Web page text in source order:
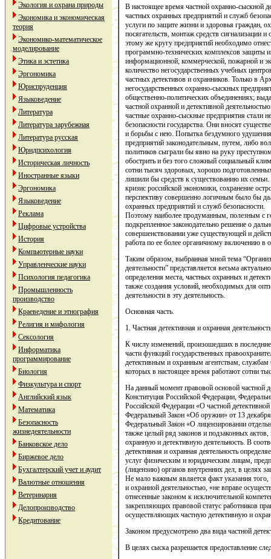
Экология и охрана природы
Экономика и экономическая
теория
Экономико-математическое
моделирование
Этика и эстетика
Эргономика
Юриспруденция
Языковедение
Литература
Литература зарубежная
Литература русская
Юридпсихология
Историческая личность
Иностранные языки
Эргономика
Языковедение
Реклама
Цифровые устройства
История
Компьютерные науки
Управленческие науки
Психология педагогика
Промышленность
производство
Краеведение и этнография
Религия и мифология
Сексология
Информатика
программирование
Биология
Физкультура и спорт
Английский язык
Математика
Безопасность
жизнедеятельности
Банковское дело
Биржевое дело
Бухгалтерский учет и аудит
Валютные отношения
Ветеринария
Делопроизводство
Кредитование
В настоящее время частной охранно-сыскной
частных охранных предприятий и служб
услуги по защите жизни и здоровья граждан,
посягательств, монтаж средств сигнализации
этому же кругу предприятий необходимо
программно-технических комплексов защиты
информационной, коммерческой, пожарной и
количество негосударственных учебных
частных детективов и охранников. Только в
негосударственных охранно-сыскных
общественно-политических объединениях;
частной охранной и детективной
частные охранно-сыскные предприятия стали
безопасности государства. Они вносят
и борьбы с нею. Попытка бездумного
предприятий законодательным, путем, либо
политиков сыграли бы явно на руку
обострить и без того сложный социальный
сотни тысяч здоровых, хорошо
лишили бы средств к существованию их
кризис российской экономики, сохранение
перспективу совершенно логичным было бы
охранных предприятий и служб безопасности.
Поэтому наиболее продуманным, полезным с
подкрепленное законодательно решение о
совершенствовании уже существующей и
работа по ее более органичному включению в
Таким образом, выбранная мной тема
деятельности” представляется весьма
определения места, частных охранных и
также создания условий, необходимых для
деятельности в эту деятельность.
Основная часть.
1. Частная детективная и охранная
К числу изменений, произошедших в
части функций государственных
детективным и охранным агентствам, службам
которых в настоящее время работают сотни
На данный момент правовой основой частной
Конституция Российской Федерации,
Российской Федерации «О частной
Федеральный Закон «Об оружии» от 13
Федеральный Закон «О лицензировании
также целый ряд законов и подзаконных
охранную и детективную деятельность. В
детективная и охранная деятельность
услуг физическим и юридическим лицам,
(лицензию) органов внутренних дел, в целях
Не мало важным является факт указания
и охранной деятельностью, «не вправе
отнесенные законом к исключительной
закрепляющих правовой статус работников
осуществляющих частную детективную и
Законом предусмотрено два вида частной
В целях сыска разрешается предоставление